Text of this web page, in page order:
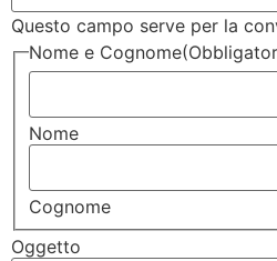
Questo campo serve per la
Nome e Cognome
Nome
Cognome
Oggetto